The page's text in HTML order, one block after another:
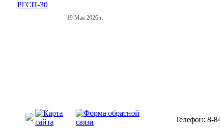
19 Мая 2026 г.
Телефон: 8-